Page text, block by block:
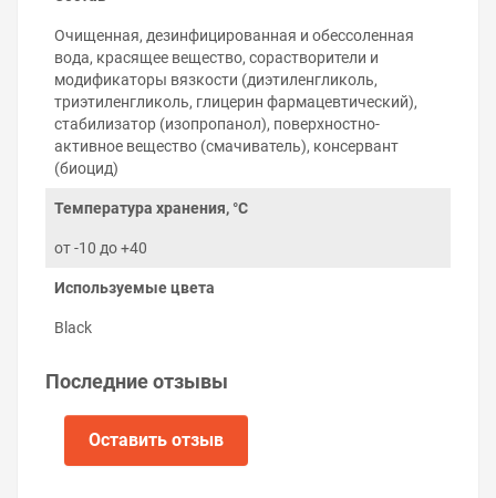
Соблюдение правил использования чернил Epson
M2170 гарантирует беспроблемную работу принтера
на протяжении многих лет:
Используйте чернила до окончания срока
годности на упаковке.
Не смешивайте пигментные чернила с
водорастворимыми и наоборот. Не знаете какой
Храните чернила при комнатной температуре, в
Не разбавляйте чернила водой или другими
Постарайтесь печатать пигментными чернилами
будет нуждаться в прочистке.
Очищенная, дезинфицированная и обессоленная
вода, красящее вещество, сорастворители и
модификаторы вязкости (диэтиленгликоль,
триэтиленгликоль, глицерин фармацевтический),
стабилизатор (изопропанол), поверхностно-
активное вещество (смачиватель), консервант
(биоцид)
Температура хранения, °C
от -10 до +40
Используемые цвета
Black
Последние отзывы
Оставить отзыв